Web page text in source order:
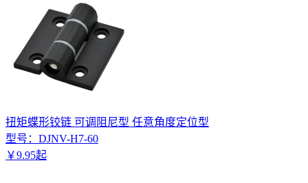
扭矩蝶形铰链 可调阻尼型 任意角度定位型
型号： DJNV-H7-60
￥9.95起